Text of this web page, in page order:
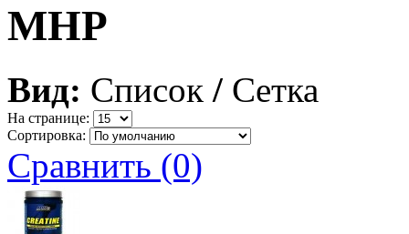
MHP
Вид: Список / Сетка
На странице:
Сортировка:
Сравнить (0)